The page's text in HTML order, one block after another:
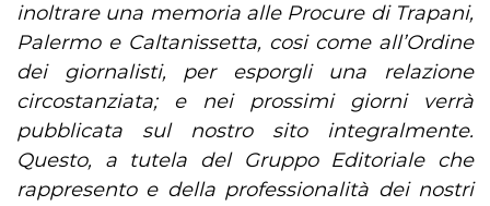
inoltrare una memoria alle Procure di Trapani,
Palermo e Caltanissetta, cosi come all’Ordine
dei giornalisti, per esporgli una relazione
circostanziata; e nei prossimi giorni verrà
pubblicata sul nostro sito integralmente.
Questo, a tutela del Gruppo Editoriale che
rappresento e della professionalità dei nostri